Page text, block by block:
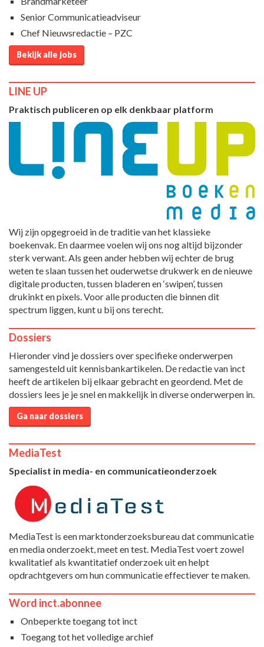
Senior Communicatieadviseur
Chef Nieuwsredactie – PZC
Bekijk alle jobs
LINE UP
Praktisch publiceren op elk denkbaar platform
Wij zijn opgegroeid in de traditie van het klassieke
boekenvak. En daarmee voelen wij ons nog altijd bijzonder
sterk verwant. Als geen ander hebben wij echter de brug
weten te slaan tussen het ouderwetse drukwerk en de nieuwe
digitale producten, tussen bladeren en ‘swipen’, tussen
drukinkt en pixels. Voor alle producten die binnen dit
spectrum liggen, kunt u bij ons terecht.
Dossiers
Hieronder vind je dossiers over specifieke onderwerpen
samengesteld uit kennisbankartikelen. De redactie van inct
heeft de artikelen bij elkaar gebracht en geordend. Met de
dossiers lees je je snel en makkelijk in diverse onderwerpen in.
Ga naar dossiers
MediaTest
Specialist in media- en communicatieonderzoek
MediaTest is een marktonderzoeksbureau dat communicatie
en media onderzoekt, meet en test. MediaTest voert zowel
kwalitatief als kwantitatief onderzoek uit en helpt
opdrachtgevers om hun communicatie effectiever te maken.
Word inct.abonnee
Onbeperkte toegang tot inct
Toegang tot het volledige archief